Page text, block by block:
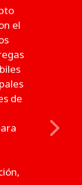
el
de
Next